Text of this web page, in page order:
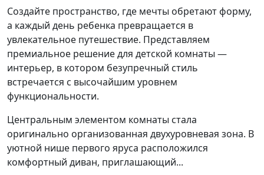
Создайте пространство, где мечты обретают форму,
а каждый день ребенка превращается в
увлекательное путешествие. Представляем
премиальное решение для детской комнаты —
интерьер, в котором безупречный стиль
встречается с высочайшим уровнем
функциональности.
Центральным элементом комнаты стала
оригинально организованная двухуровневая зона. В
уютной нише первого яруса расположился
комфортный диван, приглашающий...